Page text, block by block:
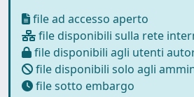
file ad accesso aperto
file disponibili sulla rete
file disponibili agli utenti
file disponibili solo agli
file sotto embargo